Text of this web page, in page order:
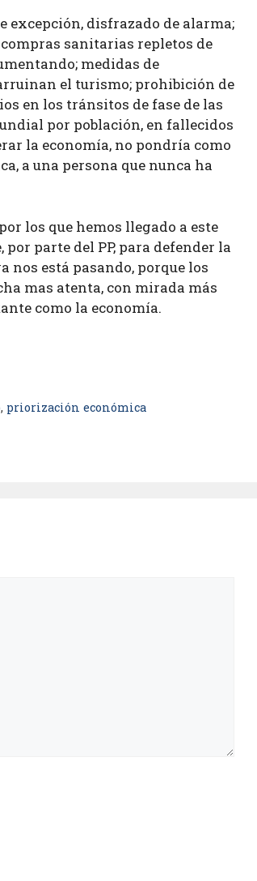
excepción, disfrazado de alarma;
sanitarias repletos de
medidas de
el turismo; prohibición de
en los tránsitos de fase de las
por población, en fallecidos
la economía, no pondría como
a una persona que nunca ha
los que hemos llegado a este
parte del PP, para defender la
nos está pasando, porque los
mas atenta, con mirada más
como la economía.
, priorización económica